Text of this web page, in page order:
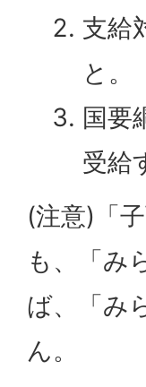
支給
と。
国要
受給
(注意)「
も、「み
ば、「み
ん。